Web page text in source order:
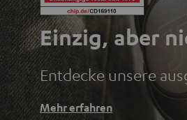
Einzig, aber
Entdecke unsere
Mehr erfahren